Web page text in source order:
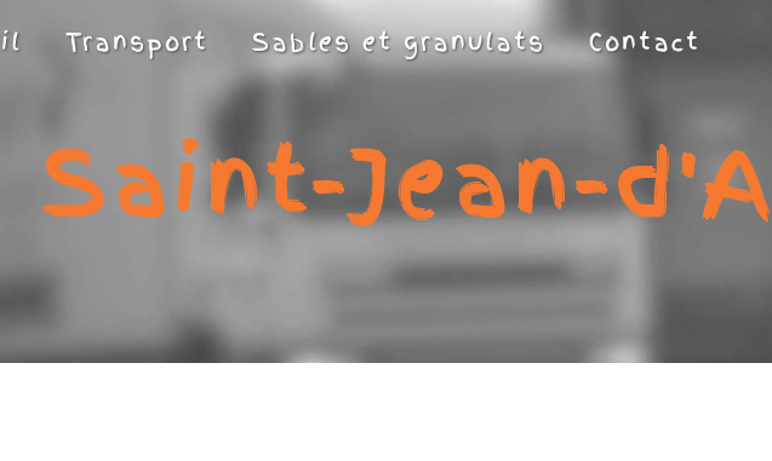
Transport Sables et granulats Contact
Saint-Jean-